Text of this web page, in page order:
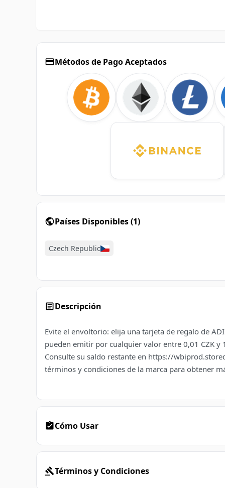
Métodos de Pago Aceptados
Países Disponibles(1)
Czech Republic
Descripción
Evite el envoltorio: elija una tarjeta de regalo de
pueden emitir por cualquier valor entre 0,01 CZK y
Consulte su saldo restante en https://
términos y condiciones de la marca para obtener
Cómo Usar
Términos y Condiciones